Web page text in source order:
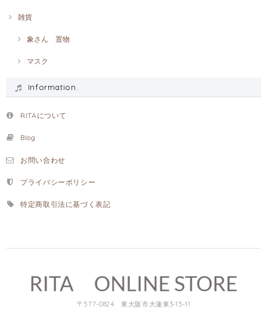
雑貨
象さん 置物
マスク
Information.
RITAについて
Blog
お問い合わせ
プライバシーポリシー
特定商取引法に基づく表記
〒577-0824 東大阪市大蓮東3-15-11